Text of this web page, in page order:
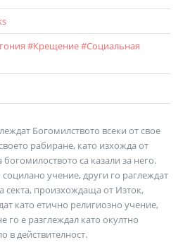
#Крещение#Социальная
Богомилството всеки от свое
рабиране, като изхожда от
богомилоството са казали за него.
социлано учение, други го раглеждат
секта, произхождаща от Изток,
като етично религиозно учение,
го е разглеждал като окултно
в действителност.